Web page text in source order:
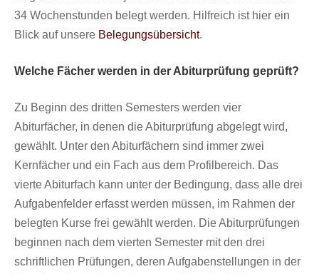
34 Wochenstunden belegt werden. Hilfreich ist hier ein
Blick auf unsere Belegungsübersicht.
Welche Fächer werden in der Abiturprüfung geprüft?
Zu Beginn des dritten Semesters werden vier
Abiturfächer, in denen die Abiturprüfung abgelegt wird,
gewählt. Unter den Abiturfächern sind immer zwei
Kernfächer und ein Fach aus dem Profilbereich. Das
vierte Abiturfach kann unter der Bedingung, dass alle drei
Aufgabenfelder erfasst werden müssen, im Rahmen der
belegten Kurse frei gewählt werden. Die Abiturprüfungen
beginnen nach dem vierten Semester mit den drei
schriftlichen Prüfungen, deren Aufgabenstellungen in der